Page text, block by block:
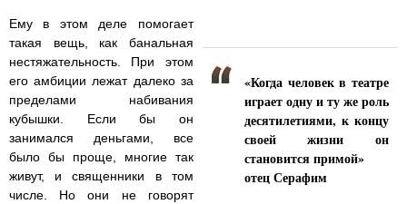
«Когда человек в театре
играет одну и ту же роль
десятилетиями, к концу
своей жизни он
становится примой»
отец Серафим
Ему в этом деле помогает
такая вещь, как банальная
нестяжательность. При этом
его амбиции лежат далеко за
пределами набивания
кубышки. Если бы он
занимался деньгами, все
было бы проще, многие так
живут, и священники в том
числе. Но они не говорят